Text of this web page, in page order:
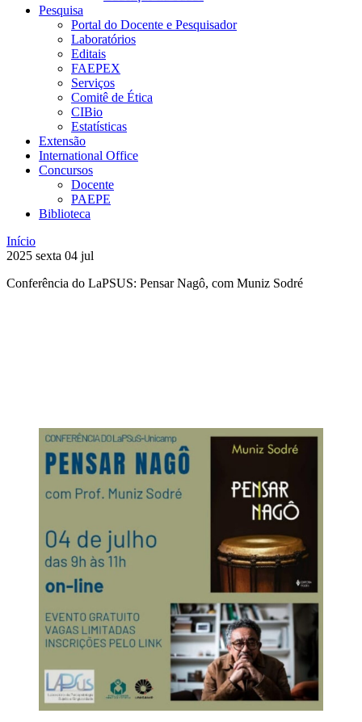
Pesquisa
Portal do Docente e Pesquisador
Laboratórios
Editais
FAEPEX
Serviços
Comitê de Ética
CIBio
Estatísticas
Extensão
International Office
Concursos
Docente
PAEPE
Biblioteca
Início
2025 sexta 04 jul
Conferência do LaPSUS: Pensar Nagô, com Muniz Sodré